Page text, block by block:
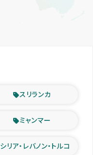
スリランカ
ミャンマー
シリア・レバノン・トルコ